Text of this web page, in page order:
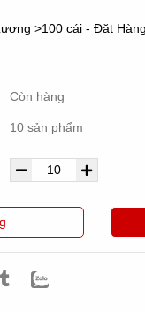
>100 cái - Đặt
Còn hàng
10 sản phẩm